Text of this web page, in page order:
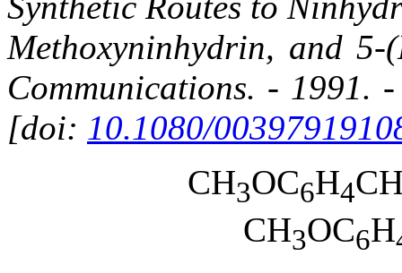
Methoxyninhydrin, and
Communications. - 1991.
[doi: 10.1080/
CH3OC6H4
CH3OC6H